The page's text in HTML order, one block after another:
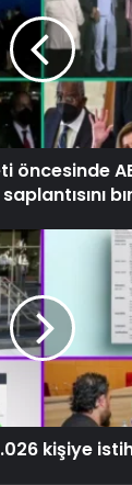
öncesinde
kişiye